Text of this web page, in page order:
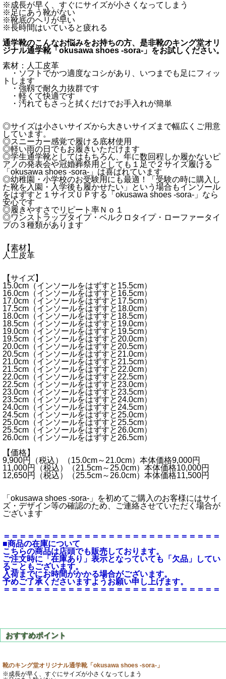
※成長が早く、すぐにサイズが小さくなってしまう
※足にあう靴がない
※靴底のヘリが早い
※長時間はいていると疲れる
通学靴のこんなお悩みをお持ちの方、是非靴のキング堂オリ
ジナル通学靴「okusawa shoes -sora-」をお試しください。
素材：人工皮革
・ソフトでかつ適度なコシがあり、いつまでも足にフィッ
トします
・強靱で耐久力抜群です
・軽くて快適です
・汚れてもさっと拭くだけでお手入れが簡単
◎サイズは小さいサイズから大きいサイズまで幅広くご用意
しています。
◎スニーカー感覚で履ける底材使用
◎軽い雨の日でもお履きいただけます
◎学生通学靴としてはもちろん、年に数回程しか履かないピ
アノの発表会や冠婚葬祭用としても１足で２サイズ履ける
「okusawa shoes -sora-」は喜ばれています
◎幼稚園・小学校のお受験用にも最適！「受験の時に購入し
た靴を入園・入学後も履かせたい」という場合もインソール
をはずすと１サイズＵＰする「okusawa shoes -sora-」なら
安心です
◎履きやすさでリピート率Ｎｏ１
◎ワンストラップタイプ・ベルクロタイプ・ローファータイ
プの３種類があります
【素材】
人工皮革
【サイズ】
15.0cm（インソールをはずすと15.5cm）
16.0cm（インソールをはずすと16.5cm）
17.0cm（インソールをはずすと17.5cm）
17.5cm（インソールをはずすと18.0cm）
18.0cm（インソールをはずすと18.5cm）
18.5cm（インソールをはずすと19.0cm）
19.0cm（インソールをはずすと19.5cm）
19.5cm（インソールをはずすと20.0cm）
20.0cm（インソールをはずすと20.5cm）
20.5cm（インソールをはずすと21.0cm）
21.0cm（インソールをはずすと21.5cm）
21.5cm（インソールをはずすと22.0cm）
22.0cm（インソールをはずすと22.5cm）
22.5cm（インソールをはずすと23.0cm）
23.0cm（インソールをはずすと23.5cm）
23.5cm（インソールをはずすと24.0cm）
24.0cm（インソールをはずすと24.5cm）
24.5cm（インソールをはずすと25.0cm）
25.0cm（インソールをはずすと25.5cm）
25.5cm（インソールをはずすと26.0cm）
26.0cm（インソールをはずすと26.5cm）
【価格】
9,900円（税込）（15.0cm～21.0cm）本体価格9,000円
11,000円（税込）（21.5cm～25.0cm）本体価格10,000円
12,650円（税込）（25.5cm～26.0cm）本体価格11,500円
「okusawa shoes -sora-」を初めてご購入のお客様にはサイ
ズ・デザイン等の確認のため、ご連絡させていただく場合が
ございます
＝＝＝＝＝＝＝＝＝＝＝＝＝＝＝＝＝＝＝＝＝＝＝＝＝＝＝
■商品の在庫について
こちらの商品は店頭でも販売しております。
ご注文時に「在庫あり」表示となっていても「欠品」してい
ることもございます。
入荷までにお時間がかかる場合がございます。
予めご了承くださいますようお願い申し上げます。
＝＝＝＝＝＝＝＝＝＝＝＝＝＝＝＝＝＝＝＝＝＝＝＝＝＝＝
靴のキング堂オリジナル通学靴「okusawa shoes -sora-」
※成長が早く、すぐにサイズが小さくなってしまう